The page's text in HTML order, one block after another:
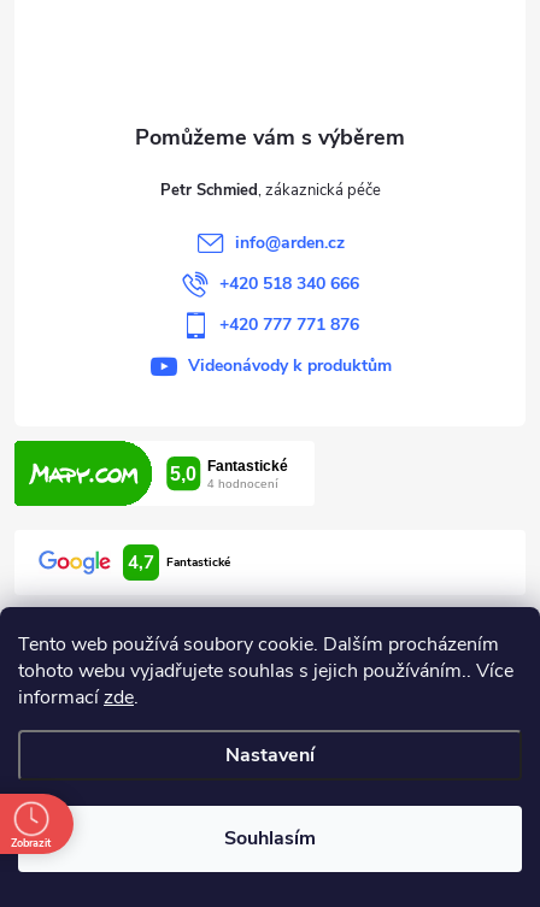
Tento web používá soubory cookie. Dalším procházením
tohoto webu vyjadřujete souhlas s jejich používáním.. Více
informacízde.
Nastavení
Souhlasím
Petr Schmied
info@arden.cz
+420 518 340 666
+420 777 771 876
Videonávody k produktům
4,7 Fantastické
Copyright 2026ARDEN HODONÍN. Všechna práva vyhrazena.
Zobrazit